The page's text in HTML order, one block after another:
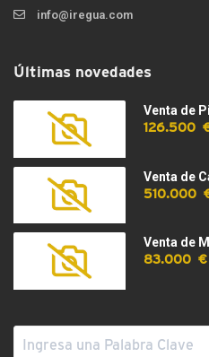
info@iregua.com
Últimas novedades
Venta de
126.500
Venta de
510.000
Venta de
83.000 €